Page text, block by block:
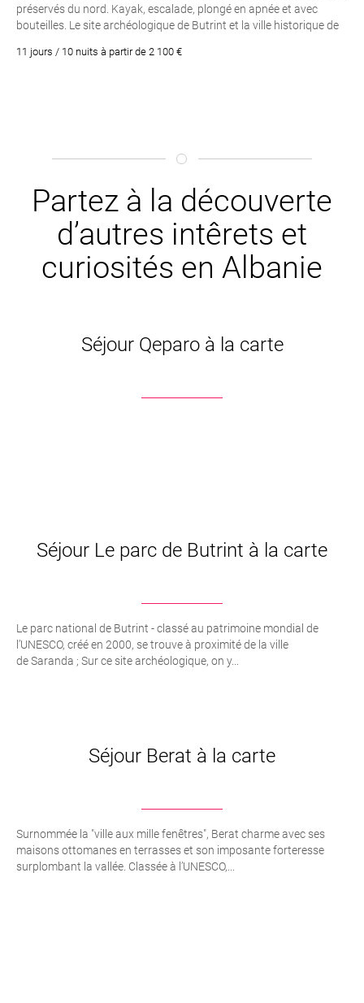
préservés du nord. Kayak, escalade, plongé en apnée et avec
bouteilles. Le site archéologique de Butrint et la ville historique de
Albanaise
11 jours / 10 nuits à partir de 2 100 €
Partez à la découverte
d’autres intêrets et
curiosités en Albanie
Séjour Qeparo à la carte
Séjour Le parc de Butrint à la carte
Le parc national de Butrint - classé au patrimoine mondial de
l’UNESCO, créé en 2000, se trouve à proximité de la ville
de Saranda ; Sur ce site archéologique, on y...
Séjour Berat à la carte
Surnommée la "ville aux mille fenêtres", Berat charme avec ses
maisons ottomanes en terrasses et son imposante forteresse
surplombant la vallée. Classée à l’UNESCO,...